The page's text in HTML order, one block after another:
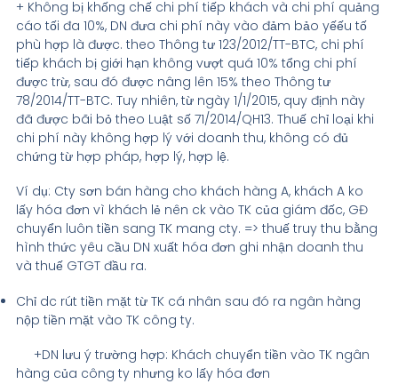
+ Không bị khống chế chi phí tiếp khách và chi phí quảng
cáo tối đa 10%, DN đưa chi phí này vào đảm bảo yếếu tố
phù hợp là được. theo Thông tư 123/2012/TT-BTC, chi phí
tiếp khách bị giới hạn không vượt quá 10% tổng chi phí
được trừ, sau đó được nâng lên 15% theo Thông tư
78/2014/TT-BTC. Tuy nhiên, từ ngày 1/1/2015, quy định này
đã được bãi bỏ theo Luật số 71/2014/QH13. Thuế chỉ loại khi
chi phí này không hợp lý với doanh thu, không có đủ
chứng từ hợp pháp, hợp lý, hợp lệ.
Ví dụ: Cty sơn bán hàng cho khách hàng A, khách A ko
lấy hóa đơn vì khách lẻ nên ck vào TK của giám đốc, GĐ
chuyển luôn tiền sang TK mang cty. => thuế truy thu bằng
hình thức yêu cầu DN xuất hóa đơn ghi nhận doanh thu
và thuế GTGT đầu ra.
Chỉ dc rút tiền mặt từ TK cá nhân sau đó ra ngân hàng
nộp tiền mặt vào TK công ty.
+DN lưu ý trường hợp: Khách chuyển tiền vào TK ngân
hàng của công ty nhưng ko lấy hóa đơn